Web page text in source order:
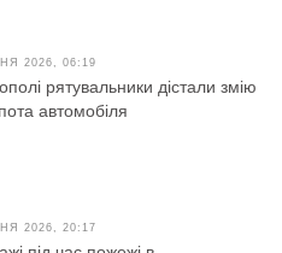
2026, 06:19
рятувальники дістали змію
автомобіля
2026, 20:17